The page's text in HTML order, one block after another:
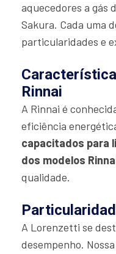
aquecedores a gás
Sakura. Cada uma
particularidades e
Rinnai
A Rinnai é
eficiência
capacitados para
dos modelos
qualidade.
A Lorenzetti se
desempenho.